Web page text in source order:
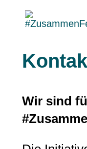
Wir sind